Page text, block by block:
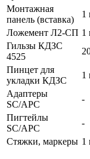
Монтажная
панель (вставка)
1
Ложемент Л2-СП 1
Гильзы КДЗС
4525
Пинцет для
укладки КДЗС
1
Адаптеры
SC/APC
-
Пигтейлы
SC/APC
-
Стяжки, маркеры 1